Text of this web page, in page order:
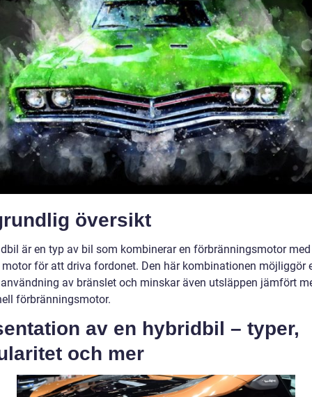
översikt
är en typ av bil som kombinerar en förbränningsmotor
motor för att driva fordonet. Den här kombinationen möjliggör
av bränslet och minskar även utsläppen jämfört
förbränningsmotor.
av en hybridbil – typer,
och mer